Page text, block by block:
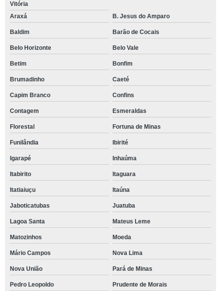
Vitória
Araxá
B. Jesus do Amparo
Baldim Barão de Cocais
Belo Horizonte Belo Vale
Betim Bonfim
Brumadinho Caeté
Capim Branco Confins
Contagem Esmeraldas
Florestal Fortuna de Minas
Funilândia Ibirité
Igarapé Inhaúma
Itabirito Itaguara
Itatiaiuçu Itaúna
Jaboticatubas Juatuba
Lagoa Santa Mateus Leme
Matozinhos Moeda
Mário Campos Nova Lima
Nova União Pará de Minas
Pedro Leopoldo Prudente de Morais